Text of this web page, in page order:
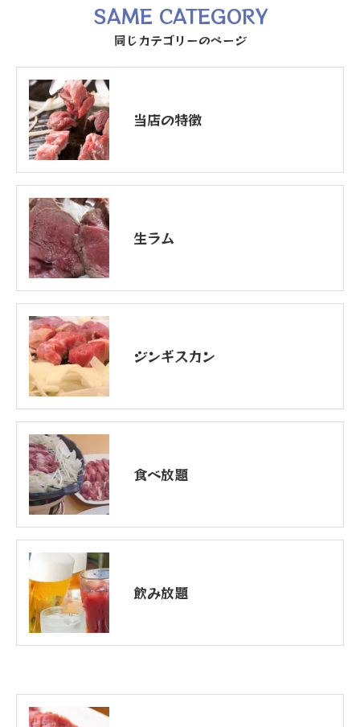
同じカテゴリーのページ
SAME CATEGORY
当店の特徴
生ラム
ジンギスカン
食べ放題
飲み放題